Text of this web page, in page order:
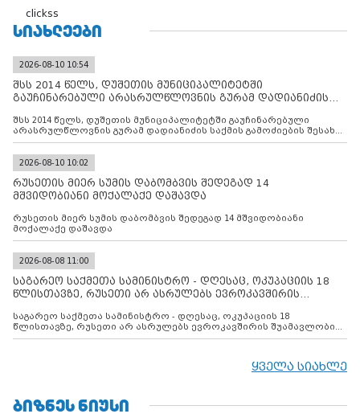
clickss
ᲡᲘᲐᲮᲚᲔᲔᲑᲘ
2026-08-10 10:54
შსს 2014 წელს, დუშეთის მუნიციპალიტეტში
გაუჩინარებული არასრულწლოვნის გურამ დადიანიძის
შსს 2014 წელს, დუშეთის მუნიციპალიტეტში გაუჩინარებული
არასრულწლოვნის გურამ დადიანიძის საქმის გამოძიების შესახებ
ინფორმაციას ავრცელებს
2026-08-10 10:02
რუსეთის მიერ სუმის დაბომბვის შედეგად 14
მშვიდობიანი მოქალაქე დაშავდა
რუსეთის მიერ სუმის დაბომბვის შედეგად 14 მშვიდობიანი
მოქალაქე დაშავდა
2026-08-08 11:00
საგარეო საქმეთა სამინისტრო - დღესაც, ოკუპაციის 18
წლისთავზე, რუსეთი არ ასრულებს ევროკავშირის
საგარეო საქმეთა სამინისტრო - დღესაც, ოკუპაციის 18
წლისთავზე, რუსეთი არ ასრულებს ევროკავშირის შუამავლობით
დადებულ 2008 წლის 12 აგვისტოს ცეცხლის შეწყვეტის
მილიტარიზაციის პროცესს და აქტიურად დგამს ნაბიჯებს მათი
ყველა სიახლე
ᲑᲘᲖᲜᲔᲡ ᲜᲘᲣᲡᲘ